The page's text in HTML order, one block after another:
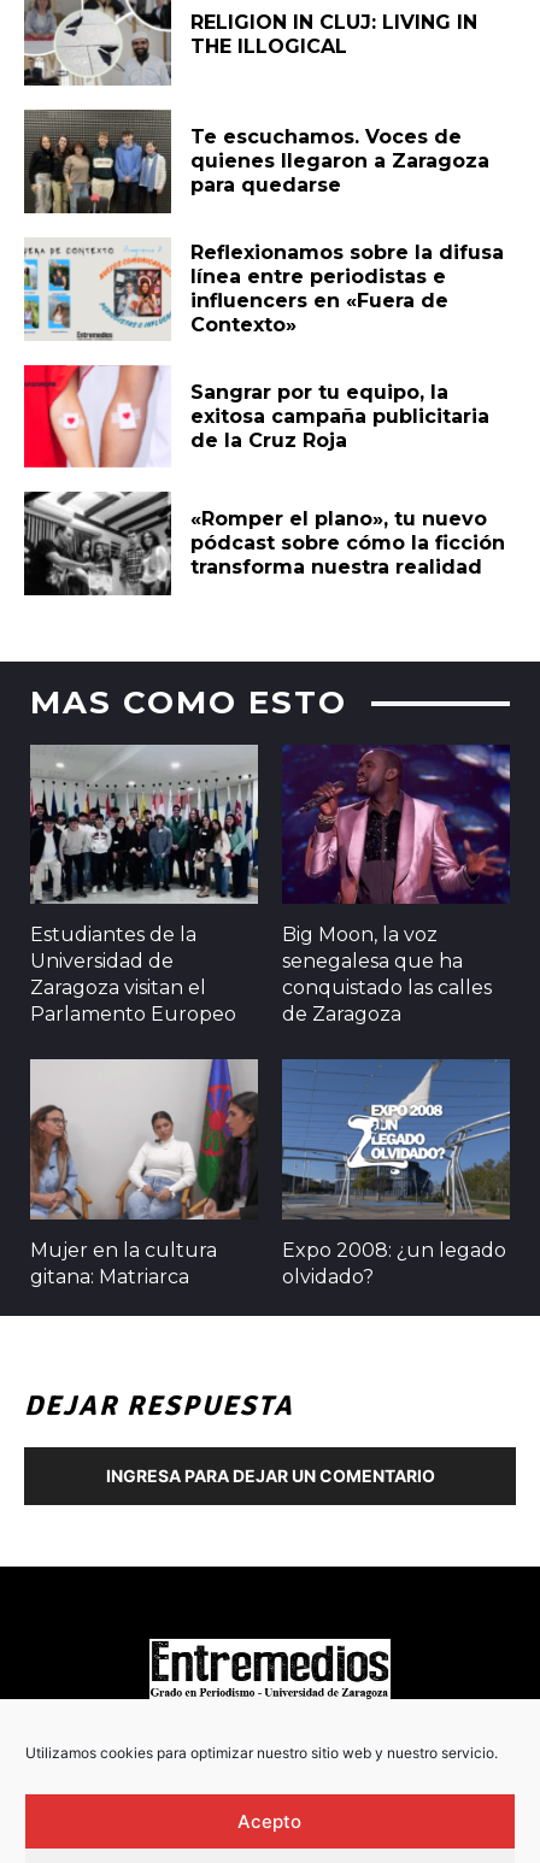
Utilizamos cookies para optimizar nuestro sitio web y nuestro servicio.
Acepto
RELIGION IN CLUJ: LIVING IN
THE ILLOGICAL
Te escuchamos. Voces de
quienes llegaron a Zaragoza
para quedarse
Reflexionamos sobre la difusa
línea entre periodistas e
influencers en «Fuera de
Contexto»
Sangrar por tu equipo, la
exitosa campaña publicitaria
de la Cruz Roja
«Romper el plano», tu nuevo
pódcast sobre cómo la ficción
transforma nuestra realidad
MAS COMO ESTO
Estudiantes de la
Universidad de
Zaragoza visitan el
Parlamento Europeo
Big Moon, la voz
senegalesa que ha
conquistado las calles
de Zaragoza
Mujer en la cultura
gitana: Matriarca
Expo 2008: ¿un legado
olvidado?
DEJAR RESPUESTA
INGRESA PARA DEJAR UN COMENTARIO